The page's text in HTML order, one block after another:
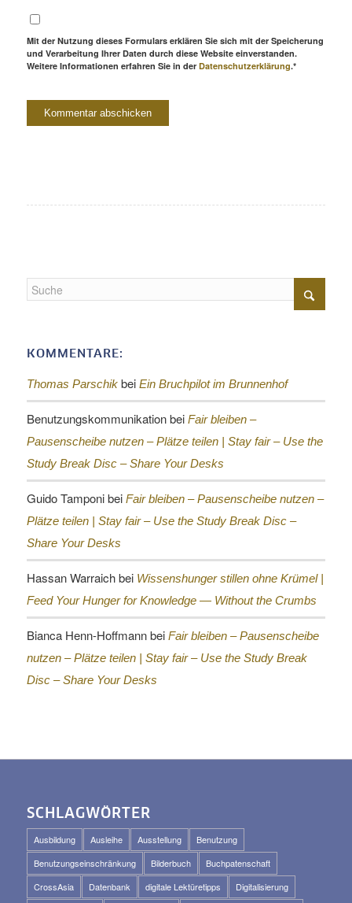
Mit der Nutzung dieses Formulars erklären Sie sich mit der Speicherung
und Verarbeitung Ihrer Daten durch diese Website einverstanden.
Weitere Informationen erfahren Sie in der Datenschutzerklärung.*
KOMMENTARE:
Thomas Parschikbei Ein Bruchpilot im Brunnenhof
Benutzungskommunikationbei Fair bleiben –
Pausenscheibe nutzen – Plätze teilen | Stay fair – Use the
Study Break Disc – Share Your Desks
Guido Tamponibei Fair bleiben – Pausenscheibe nutzen –
Plätze teilen | Stay fair – Use the Study Break Disc –
Share Your Desks
Hassan Warraichbei Wissenshunger stillen ohne Krümel |
Feed Your Hunger for Knowledge — Without the Crumbs
Bianca Henn-Hoffmannbei Fair bleiben – Pausenscheibe
nutzen – Plätze teilen | Stay fair – Use the Study Break
Disc – Share Your Desks
SCHLAGWÖRTER
Ausbildung Ausleihe Ausstellung
Benutzung
Benutzungseinschränkung
Bilderbuch
Buchpatenschaft
CrossAsia
Datenbank digitale Lektüretipps
Digitalisierung